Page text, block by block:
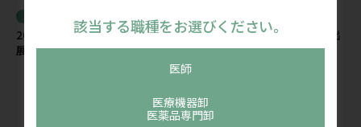
2026年8月8日(土)～9日(日) 第37回日本整形外科超音波学会に出
展します
該当する職種をお選びください。
医師
医療機器卸
医薬品専門卸